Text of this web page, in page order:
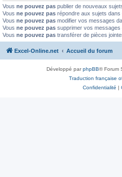
Vous ne pouvez pas publier de nouveaux
Vous ne pouvez pas répondre aux sujets dans
Vous ne pouvez pas modifier vos messages
Vous ne pouvez pas supprimer vos messages
Vous ne pouvez pas transférer de pièces
Excel-Online.net Accueil du forum
Développé parphpBB® Forum
Traduction française
Confidentialité |